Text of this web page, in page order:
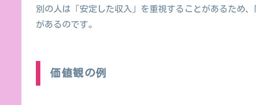
別の人は「安定した収入」を重視することがあるため
があるのです。
価値観の例